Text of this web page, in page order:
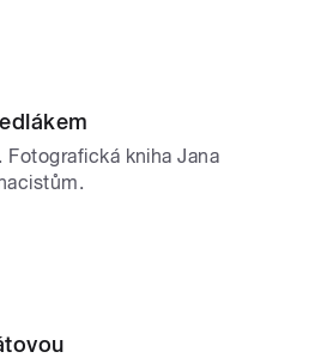
Fotografická kniha Jana